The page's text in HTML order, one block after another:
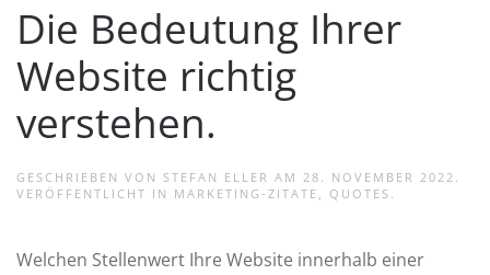
Die Bedeutung Ihrer
Website richtig
verstehen.
GESCHRIEBEN VON STEFAN ELLER AM 28. NOVEMBER 2022 .
VERÖFFENTLICHT IN MARKETING-ZITATE , QUOTES .
Welchen Stellenwert Ihre Website innerhalb einer